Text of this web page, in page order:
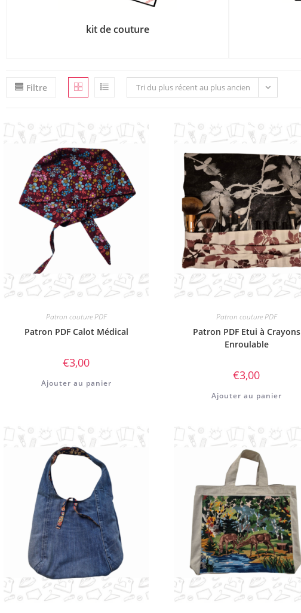
kit de couture
Filtre Tri du plus récent au plus ancien
Patron couture PDF
Patron PDF Calot Médical
€3,00
Ajouter au panier
Patron couture PDF
Patron PDF Etui à Crayons
Enroulable
€3,00
Ajouter au panier